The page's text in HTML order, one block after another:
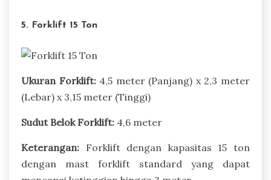
5. Forklift 15 Ton
Ukuran Forklift:4,5 meter (Panjang) x 2,3 meter
(Lebar) x 3,15 meter (Tinggi)
Sudut Belok Forklift: 4,6 meter
Keterangan: Forklift dengan kapasitas 15 ton
dengan mast forklift standard yang dapat